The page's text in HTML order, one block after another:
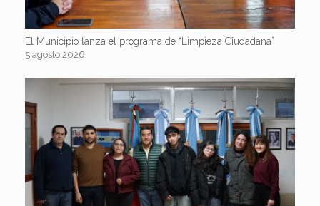
El Municipio lanza el programa de “Limpieza Ciudadana”
5 agosto 2026